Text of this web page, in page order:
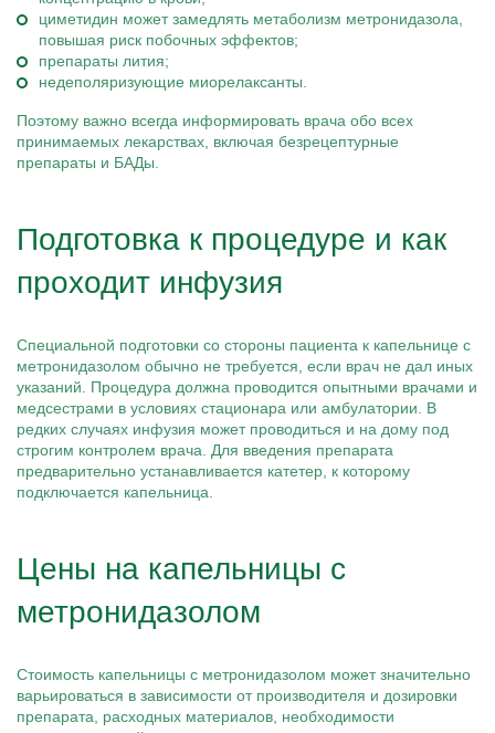
циметидин может замедлять метаболизм метронидазола,
повышая риск побочных эффектов;
препараты лития;
недеполяризующие миорелаксанты.
Поэтому важно всегда информировать врача обо всех
принимаемых лекарствах, включая безрецептурные
препараты и БАДы.
Подготовка к процедуре и как
проходит инфузия
Специальной подготовки со стороны пациента к капельнице с
метронидазолом обычно не требуется, если врач не дал иных
указаний. Процедура должна проводится опытными врачами и
медсестрами в условиях стационара или амбулатории. В
редких случаях инфузия может проводиться и на дому под
строгим контролем врача. Для введения препарата
предварительно устанавливается катетер, к которому
подключается капельница.
Цены на капельницы с
метронидазолом
Стоимость капельницы с метронидазолом может значительно
варьироваться в зависимости от производителя и дозировки
препарата, расходных материалов, необходимости